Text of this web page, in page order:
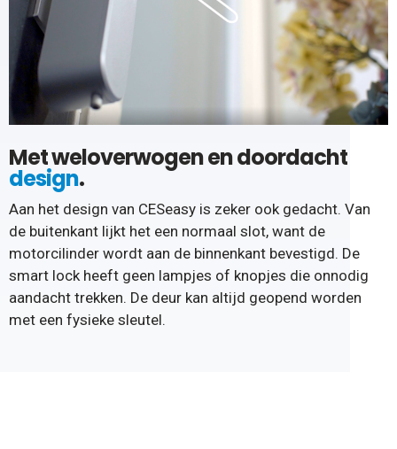
Met weloverwogen en doordacht
design.
Aan het design van CESeasy is zeker ook gedacht. Van
de buitenkant lijkt het een normaal slot, want de
motorcilinder wordt aan de binnenkant bevestigd. De
smart lock heeft geen lampjes of knopjes die onnodig
aandacht trekken. De deur kan altijd geopend worden
met een fysieke sleutel.